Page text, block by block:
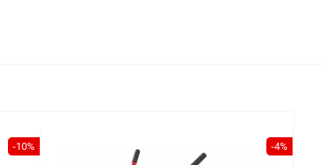
-10% -4%